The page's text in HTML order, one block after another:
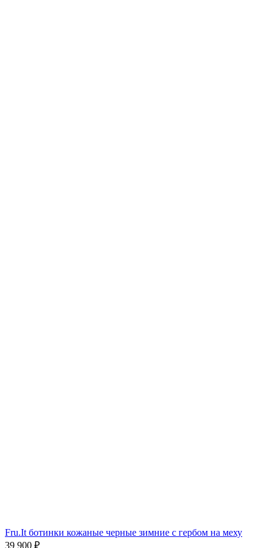
Fru.It ботинки кожаные черные зимние с гербом на меху
39 900 ₽